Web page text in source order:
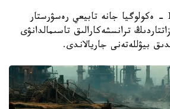
استانا. KAZINFORM - ەكولوگيا جانە تابيعي رەسۋرستار
ترانسشەكارالىق تاسىمالدانۋى
بيۋللەتەنى جاريالاندى.